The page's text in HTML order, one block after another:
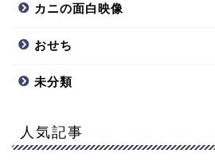
カニの面白映像
おせち
未分類
人気記事